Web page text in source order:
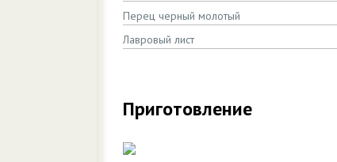
Перец черный молотый
Лавровый лист
Приготовление